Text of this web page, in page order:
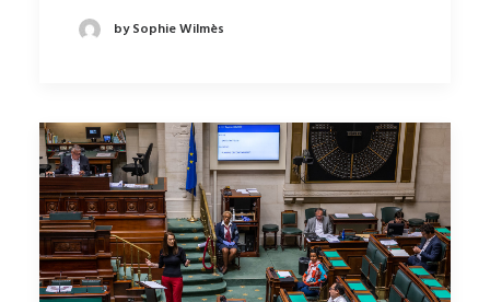
by Sophie Wilmès